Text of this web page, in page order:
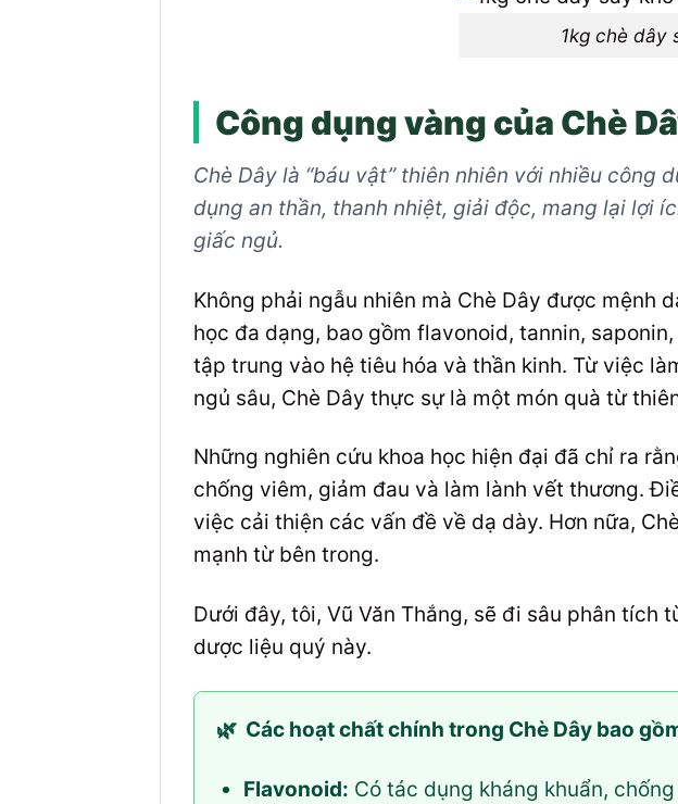
1kg chè dây
Công dụng vàng của Chè
Chè Dây là “báu vật” thiên nhiên với nhiều công
dụng an thần, thanh nhiệt, giải độc, mang lại lợi
giấc ngủ.
Không phải ngẫu nhiên mà Chè Dây được mệnh
học đa dạng, bao gồm flavonoid, tannin,
tập trung vào hệ tiêu hóa và thần kinh. Từ việc
ngủ sâu, Chè Dây thực sự là một món quà từ
Những nghiên cứu khoa học hiện đại đã chỉ ra
chống viêm, giảm đau và làm lành vết thương.
việc cải thiện các vấn đề về dạ dày. Hơn nữa,
mạnh từ bên trong.
Dưới đây, tôi, Vũ Văn Thắng, sẽ đi sâu phân
dược liệu quý này.
🌿 Các hoạt chất chính trong Chè Dây bao
Flavonoid: Có tác dụng kháng khuẩn,